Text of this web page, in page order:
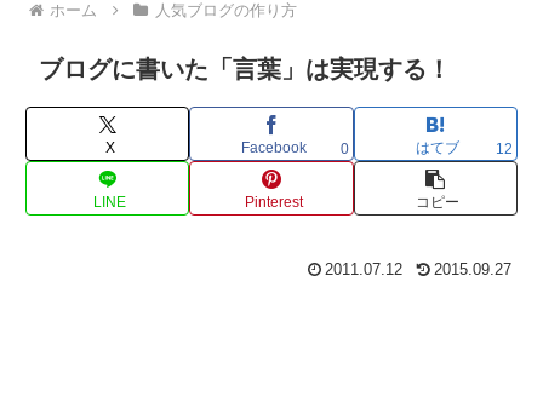
ホーム 人気ブログの作り方
ブログに書いた「言葉」は実現する！
X Facebook 0 はてブ 12
LINE Pinterest コピー
2011.07.12 2015.09.27